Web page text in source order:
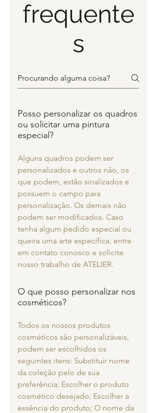
frequente
s
Posso personalizar os quadros
ou solicitar uma pintura
especial?
Alguns quadros podem ser
personalizados e outros não, os
que podem, estão sinalizados e
possuem o campo para
personalização. Os demais não
podem ser modificados. Caso
tenha algum pedido especial ou
queira uma arte específica, entre
em contato conosco e solicite
nosso trabalho de ATELIER.
O que posso personalizar nos
cosméticos?
Todos os nossos produtos
cosméticos são personalizáveis,
podem ser escolhidos os
seguintes itens: Substituir nome
da coleção pelo de sua
preferência; Escolher o produto
cosmético desejado; Escolher a
essência do produto; O nome da